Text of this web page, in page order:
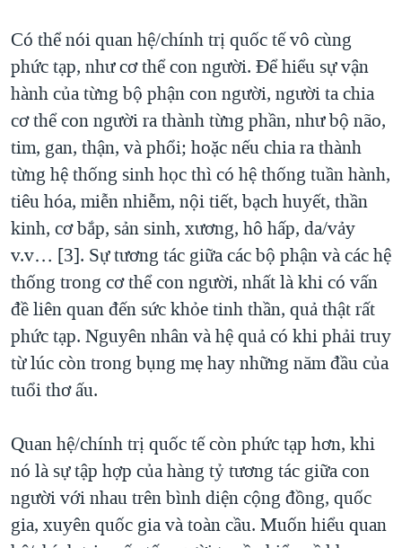
Có thể nói quan hệ/chính trị quốc tế vô cùng
phức tạp, như cơ thể con người. Để hiểu sự vận
hành của từng bộ phận con người, người ta chia
cơ thể con người ra thành từng phần, như bộ não,
tim, gan, thận, và phổi; hoặc nếu chia ra thành
từng hệ thống sinh học thì có hệ thống tuần hành,
tiêu hóa, miễn nhiễm, nội tiết, bạch huyết, thần
kinh, cơ bắp, sản sinh, xương, hô hấp, da/vảy
v.v… [3]. Sự tương tác giữa các bộ phận và các hệ
thống trong cơ thể con người, nhất là khi có vấn
đề liên quan đến sức khỏe tinh thần, quả thật rất
phức tạp. Nguyên nhân và hệ quả có khi phải truy
từ lúc còn trong bụng mẹ hay những năm đầu của
tuổi thơ ấu.
Quan hệ/chính trị quốc tế còn phức tạp hơn, khi
nó là sự tập hợp của hàng tỷ tương tác giữa con
người với nhau trên bình diện cộng đồng, quốc
gia, xuyên quốc gia và toàn cầu. Muốn hiểu quan